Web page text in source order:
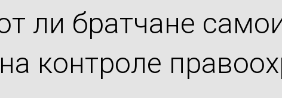
ли братчане
контроле